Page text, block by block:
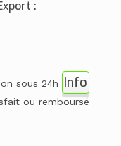
:
sous 24h Info
ou remboursé